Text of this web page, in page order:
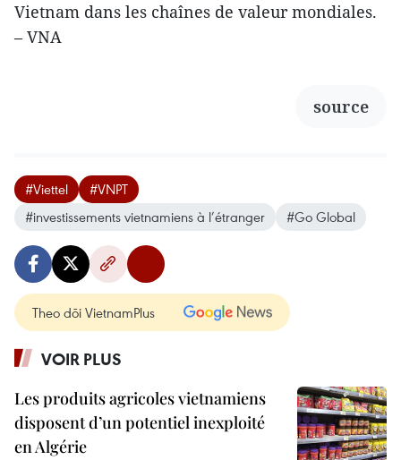
Vietnam dans les chaînes de valeur mondiales.
– VNA
source
#Viettel
#VNPT
#investissements vietnamiens à l’étranger
#Go Global
Theo dõi VietnamPlus
VOIR PLUS
Les produits agricoles vietnamiens
disposent d’un potentiel inexploité
en Algérie